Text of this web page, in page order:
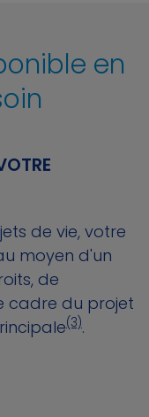
en
de vie, votre
moyen d'un
de
cadre du projet
(3).